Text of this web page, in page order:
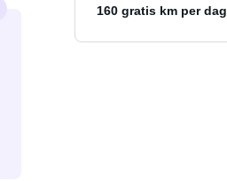
160 gratis km per dag